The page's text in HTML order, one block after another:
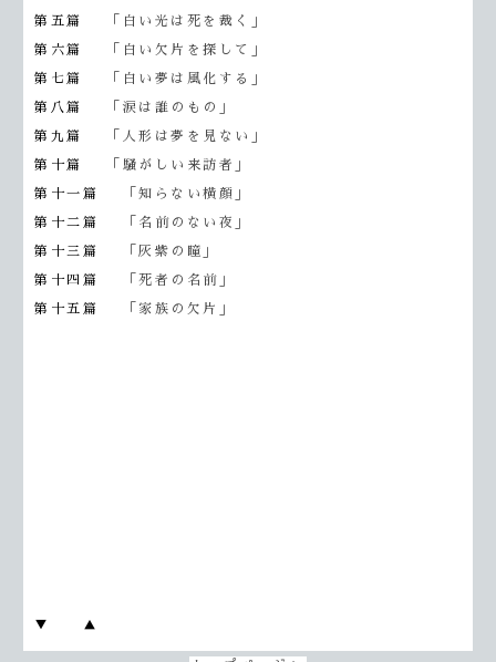
第五篇 「白い光は死を裁く」
第六篇 「白い欠片を探して」
第七篇 「白い夢は風化する」
第八篇 「涙は誰のもの」
第九篇 「人形は夢を見ない」
第十篇 「騒がしい来訪者」
第十一篇 「知らない横顔」
第十二篇 「名前のない夜」
第十三篇 「灰紫の瞳」
第十四篇 「死者の名前」
第十五篇 「家族の欠片」
▼ ▲